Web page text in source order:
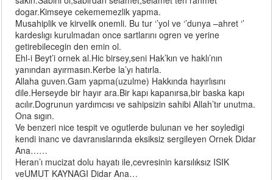
dogar.Kimseye cekememezlik yapma.
Musahiplik ve kirvelik onemli. Bu tur ‘’yol ve ‘’dunya –ahret ‘’
kardeslıgı kurulmadan once sartlarını ogren ve yerine
getirebilecegin den emin ol.
Ehl-i Beyt’i ornek al.Hic birsey,seni Hak’kın ve haklı’nın
yanından ayırmasın.Kerbe la’yı hatırla.
Allaha guven.Gam yapma(uzulme) Hakkında hayırlısını
dile.Herseyde bir hayır ara.Bir kapı kapanırsa,bir baska kapı
acılır.Dogrunun yardımcısı ve sahipsizin sahibi Allah’tır unutma.
Ona sıgın.
Ve benzeri nice tespit ve ogutlerde bulunan ve her soyledigi
kendi inanc ve davranıslarında eksiksiz sergileyen Ornek Didar
Ana……
Heran’ı mucizat dolu hayatı ile,cevresinin karsılıksız ISIK
veUMUT KAYNAGI Didar Ana…